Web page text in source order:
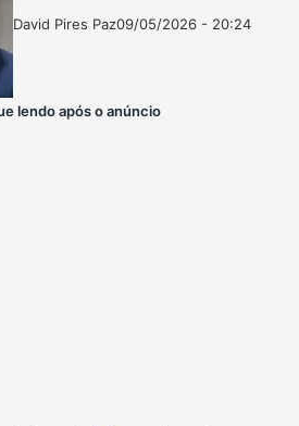
David Pires PazFollow
Mande
09/05/2026 - 20:24
lendo após o anúncio